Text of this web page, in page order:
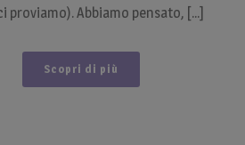
proviamo). Abbiamo pensato, [...]
Scopri di più